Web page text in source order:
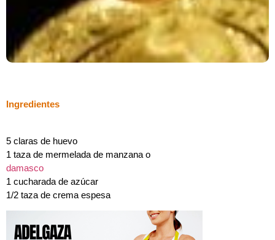
Ingredientes
5 claras de huevo
1 taza de mermelada de manzana o
damasco
1 cucharada de azúcar
1/2 taza de crema espesa